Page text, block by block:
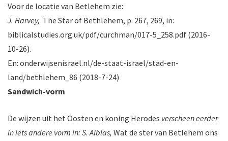
Voor de locatie van Betlehem zie:
J. Harvey, The Star of Bethlehem, p. 267, 269, in:
biblicalstudies.org.uk/pdf/curchman/017-5_258.pdf (2016-
10-26).
En: onderwijsenisrael.nl/de-staat-israel/stad-en-
land/bethlehem_86 (2018-7-24)
Sandwich-vorm
De wijzen uit het Oosten en koning Herodes verscheen eerder
in iets andere vorm in: S. Alblas, Wat de ster van Betlehem ons